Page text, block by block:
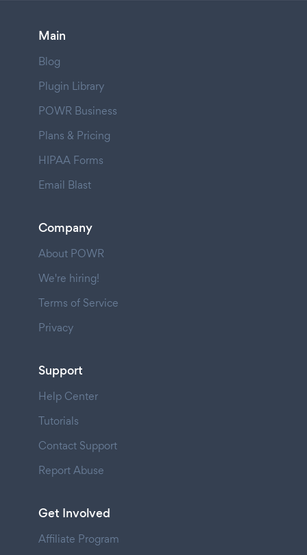
Main
Blog
Plugin Library
POWR Business
Plans & Pricing
HIPAA Forms
Email Blast
Company
About POWR
We're hiring!
Terms of Service
Privacy
Support
Help Center
Tutorials
Contact Support
Report Abuse
Get Involved
Affiliate Program